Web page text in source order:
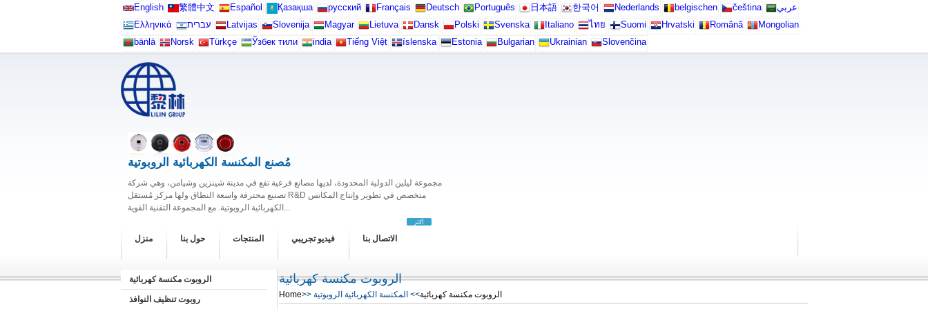
English 繁體中文 Español Қазақша русский Français Deutsch Português 日本語 한국어 Nederlands belgischen čeština
عربي
Ελληνικά
עברית Latvijas Slovenija Magyar Lietuva Dansk Polski Svenska Italiano ไทย Suomi Hrvatski Română
Mongolian
bāṅlā
Norsk Türkçe Ўзбек тили india Tiếng Việt íslenska Estonia Bulgarian Ukrainian Slovenčina
مُصنع المكنسة الكهربائية الروبوتية
مجموعة ليلين الدولية المحدودة، لديها مصانع فرعية تقع في مدينة شينزين وشيامن، وهي شركة
تصنيع محترفة واسعة النطاق ولها مركز مُستقل R&D متخصص في تطوير وإنتاج المكانس
الكهربائية الروبوتية. مع المجموعة التقنية القوية...
أكثر
منزل حول بنا المنتجات فيديو تجريبي الاتصال بنا
الروبوت مكنسة كهربائية
روبوت تنظيف النوافذ
الروبوت مكنسة كهربائية
Home>> الروبوت مكنسة كهربائية>> المكنسة الكهربائية الروبوتية